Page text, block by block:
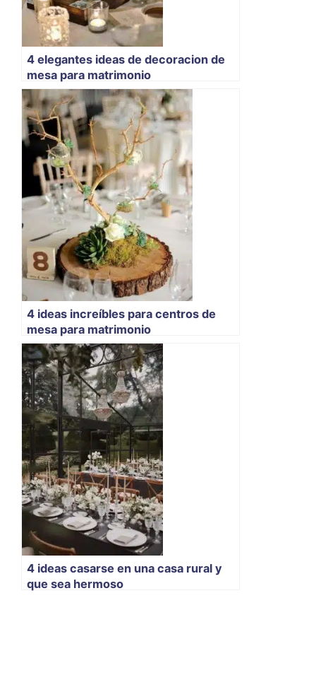
4 elegantes ideas de decoracion de
mesa para matrimonio
4 ideas increíbles para centros de
mesa para matrimonio
4 ideas casarse en una casa rural y
que sea hermoso